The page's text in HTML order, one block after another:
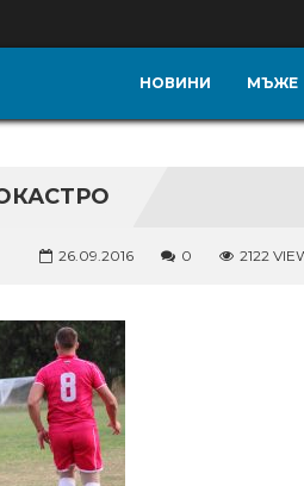
НОВИНИ МЪЖЕ
26.09.2016 0 2122